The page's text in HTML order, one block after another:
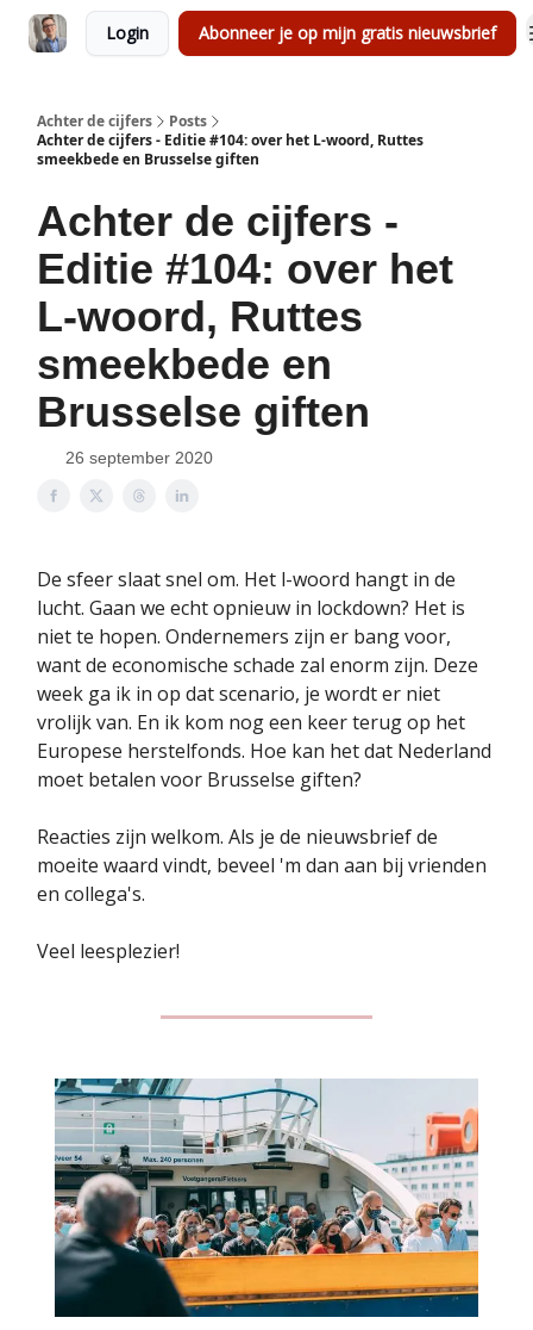
Login Abonneer je op mijn gratis nieuwsbrief
Achter de cijfers
Posts
Achter de cijfers - Editie #104: over het L-woord, Ruttes
smeekbede en Brusselse giften
Achter de cijfers -
Editie #104: over het
L-woord, Ruttes
smeekbede en
Brusselse giften
26 september 2020
De sfeer slaat snel om. Het l-woord hangt in de
lucht. Gaan we echt opnieuw in lockdown? Het is
niet te hopen. Ondernemers zijn er bang voor,
want de economische schade zal enorm zijn. Deze
week ga ik in op dat scenario, je wordt er niet
vrolijk van. En ik kom nog een keer terug op het
Europese herstelfonds. Hoe kan het dat Nederland
moet betalen voor Brusselse giften?
Reacties zijn welkom. Als je de nieuwsbrief de
moeite waard vindt, beveel 'm dan aan bij vrienden
en collega's.
Veel leesplezier!